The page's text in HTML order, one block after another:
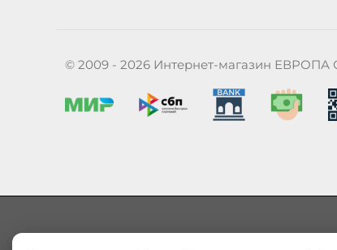
© 2009 - 2026 Интернет-магазин ЕВРОПА